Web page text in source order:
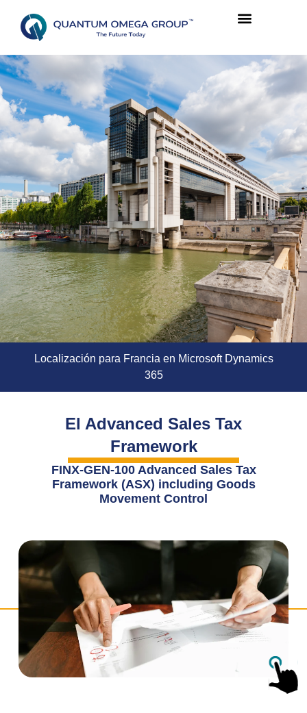
Localización para Francia en Microsoft Dynamics
365
El Advanced Sales Tax
Framework
FINX-GEN-100 Advanced Sales Tax
Framework (ASX) including Goods
Movement Control